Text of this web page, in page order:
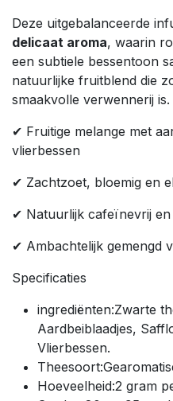
Deze uitgebalanceerde
delicaat aroma, waarin
een subtiele bessentoon
natuurlijke fruitblend die
smaakvolle verwennerij is.
✔ Fruitige melange met
vlierbessen
✔ Zachtzoet, bloemig en
✔ Natuurlijk cafeïnevrij
✔ Ambachtelijk gemengd
Specificaties
ingrediënten:Zwarte
Aardbeiblaadjes,
Vlierbessen.
Hoeveelheid:2 gram